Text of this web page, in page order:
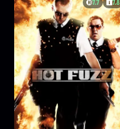
7.7 7.8